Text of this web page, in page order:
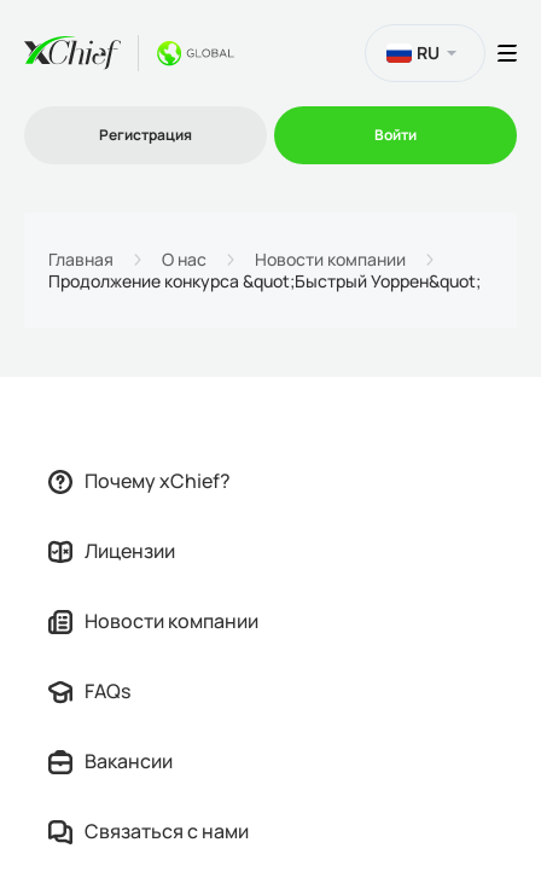
Партнеру
RU
Регистрация Войти
Главная О нас
Новости компании
Продолжение конкурса &quot;Быстрый Уоррен&quot;
Почему xChief?
Лицензии
Новости компании
FAQs
Вакансии
Связаться с нами